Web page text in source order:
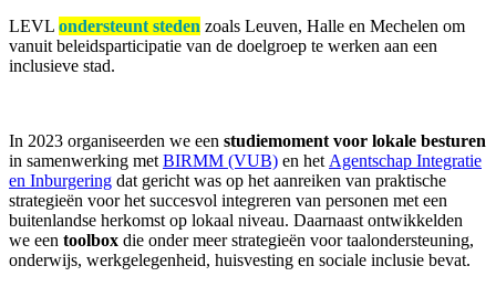
LEVL ondersteunt steden zoals Leuven, Halle en Mechelen om
vanuit beleidsparticipatie van de doelgroep te werken aan een
inclusieve stad.
In 2023 organiseerden we een studiemoment voor lokale besturen
in samenwerking met BIRMM (VUB) en het Agentschap Integratie
en Inburgering dat gericht was op het aanreiken van praktische
strategieën voor het succesvol integreren van personen met een
buitenlandse herkomst op lokaal niveau. Daarnaast ontwikkelden
we een toolbox die onder meer strategieën voor taalondersteuning,
onderwijs, werkgelegenheid, huisvesting en sociale inclusie bevat.